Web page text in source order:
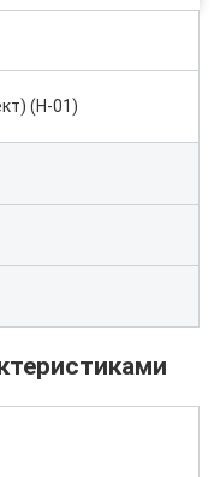
(H-01)